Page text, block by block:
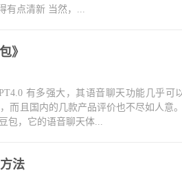
有点清新 当然，...
》
有多强大，其语音聊天功能几乎可
而且国内的几款产品评价也不尽如人意
包，它的语音聊天体...
法